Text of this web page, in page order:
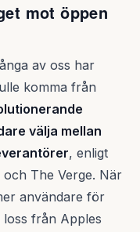
mot öppen
av oss har
komma från
välja mellan
, enligt
The Verge. När
användare för
från Apples